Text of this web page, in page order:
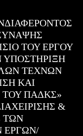
ΤΟΥ ΕΡΓΟΥ
ΥΠΟΣΤΗΡΙΞΗ
ΤΕΧΝΩΝ
ΚΑΙ
ΠΑΔΚΣ»
&
ΤΩΝ
ΕΡΓΩΝ/